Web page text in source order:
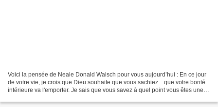
Voici la pensée de Neale Donald Walsch pour vous aujourd’hui : En ce jour
de votre vie, je crois que Dieu souhaite que vous sachiez... que votre bonté
intérieure va l'emporter. Je sais que vous savez à quel point vous êtes une